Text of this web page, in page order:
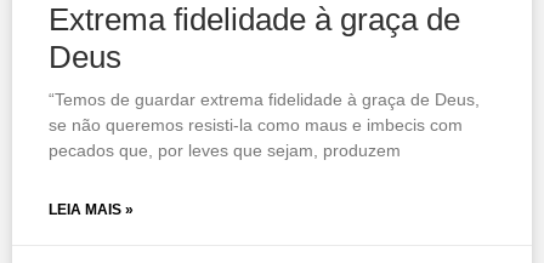
Extrema fidelidade à graça de
Deus
“Temos de guardar extrema fidelidade à graça de Deus,
se não queremos resisti-la como maus e imbecis com
pecados que, por leves que sejam, produzem
LEIA MAIS »